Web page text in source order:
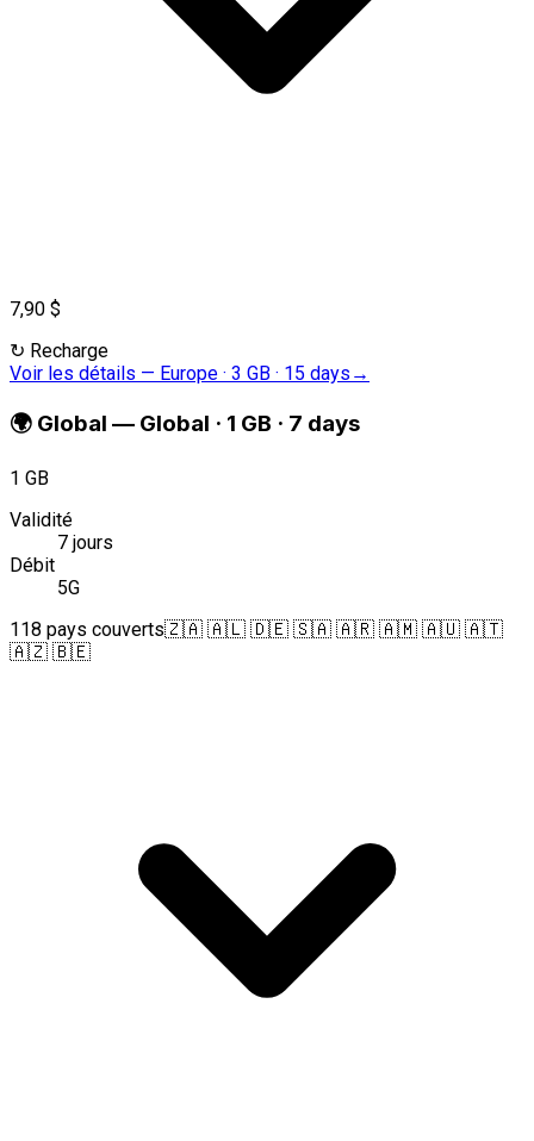
7,90 $
↻ Recharge
Voir les détails — Europe · 3 GB · 15 days →
🌍 Global — Global · 1 GB · 7 days
1 GB
Validité
7 jours
Débit
5G
118 pays couverts🇿🇦 🇦🇱 🇩🇪 🇸🇦 🇦🇷 🇦🇲 🇦🇺 🇦🇹
🇦🇿 🇧🇪